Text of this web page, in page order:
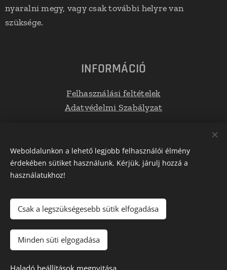
Kosárba
nyaralni megy, vagy csak további helyre van
szüksége.
INFORMÁCIÓ
Felhasználási feltételek
Adatvédelmi Szabályzat
Elérhetőségek
Az oldalt aWebnode
Weboldalunkon a lehető legjobb felhasználói élmény
érdekében sütiket használunk. Kérjük, járulj hozzá a
használatukhoz!
Csak a legszükségesebb sütik elfogadása
Minden süti elgogadása
Haladó beállítások megnyitása